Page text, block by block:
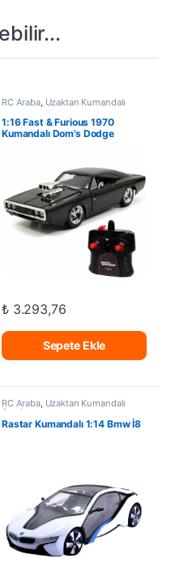
RC Araba, Uzaktan Kumandalı
1:16 Fast & Furious 1970
Kumandalı Dom’s Dodge
₺3.293,76
Sepete Ekle
RC Araba, Uzaktan Kumandalı
Araçlar
Rastar Kumandalı 1:14 Bmw İ8